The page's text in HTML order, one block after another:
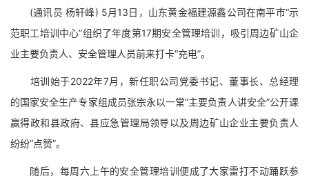
(通讯员 杨轩峰) 5月13日，山东黄金福建源鑫公司在南平市“示
范职工培训中心”组织了年度第17期安全管理培训，吸引周边矿山企
业主要负责人、安全管理人员前来打卡“充电”。
培训始于2022年7月，新任职公司党委书记、董事长、总经理
的国家安全生产专家组成员张宗永以一堂“主要负责人讲安全”公开课
赢得政和县政府、县应急管理局领导以及周边矿山企业主要负责人
纷纷“点赞”。
随后，每周六上午的安全管理培训便成了大家雷打不动踊跃参